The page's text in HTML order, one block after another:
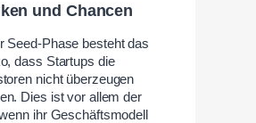
und Chancen
Seed-Phase besteht das
dass Startups die
nicht überzeugen
Dies ist vor allem der
ihr Geschäftsmodell